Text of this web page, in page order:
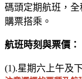
碼頭定期航班，
購票搭乘。
航班時刻與票價：
(1).星期六上午及